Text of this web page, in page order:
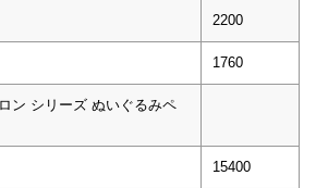
2200
1760
ン シリーズ ぬいぐるみペ
15400